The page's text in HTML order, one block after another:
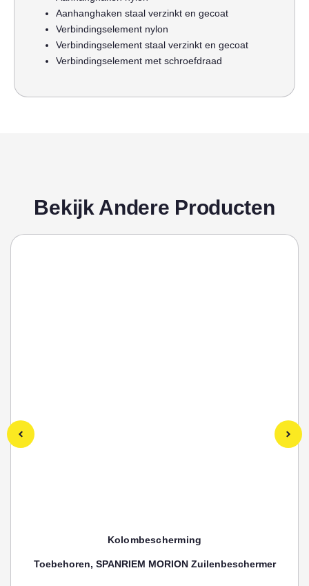
Aanhanghaken staal verzinkt en gecoat
Verbindingselement nylon
Verbindingselement staal verzinkt en gecoat
Verbindingselement met schroefdraad
Bekijk Andere Producten
Kolombescherming
Toebehoren, SPANRIEM MORION Zuilenbeschermer